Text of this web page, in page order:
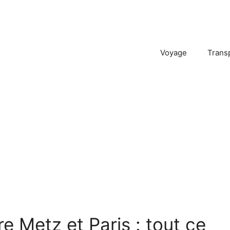
Voyage
Metz et Paris : tout ce